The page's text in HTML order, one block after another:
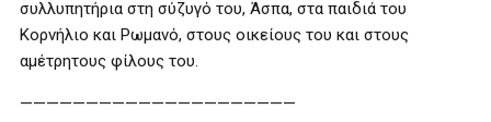
συλλυπητήρια στη σύζυγό του, Άσπα, στα παιδιά του
Κορνήλιο και Ρωμανό, στους οικείους του και στους
αμέτρητους φίλους του.
—————————————————————